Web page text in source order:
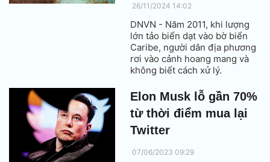
26/11/2024 14:02
DNVN - Năm 2011, khi lượng
lớn tảo biển dạt vào bờ biển
Caribe, người dân địa phương
rơi vào cảnh hoang mang và
không biết cách xử lý.
Elon Musk lỗ gần 70%
từ thời điểm mua lại
Twitter
07/06/2023 09:29